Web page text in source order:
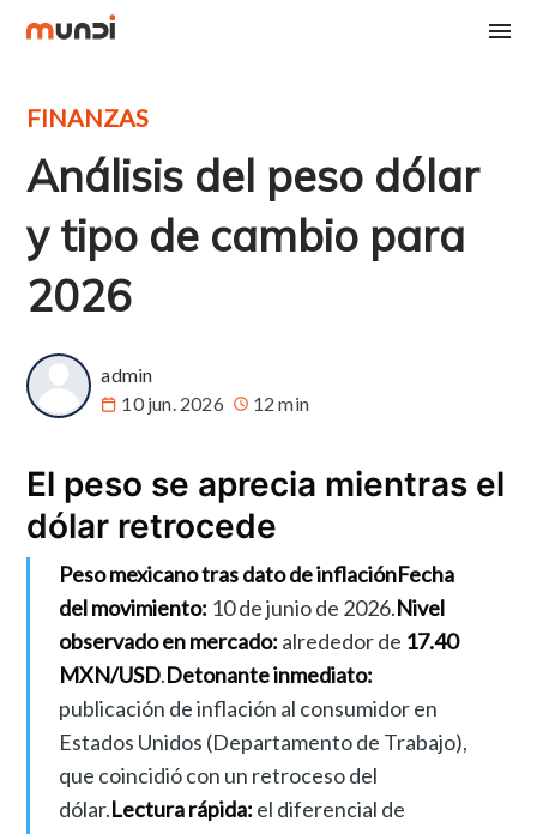
FINANZAS
Análisis del peso dólar
y tipo de cambio para
2026
admin
10 jun. 2026
12 min
El peso se aprecia mientras el
dólar retrocede
Peso mexicano tras dato de inflaciónFecha
del movimiento: 10 de junio de 2026.Nivel
observado en mercado: alrededor de 17.40
MXN/USD.Detonante inmediato:
publicación de inflación al consumidor en
Estados Unidos (Departamento de Trabajo),
que coincidió con un retroceso del
dólar.Lectura rápida: el diferencial de